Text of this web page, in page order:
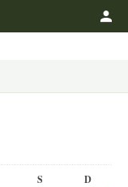
S D